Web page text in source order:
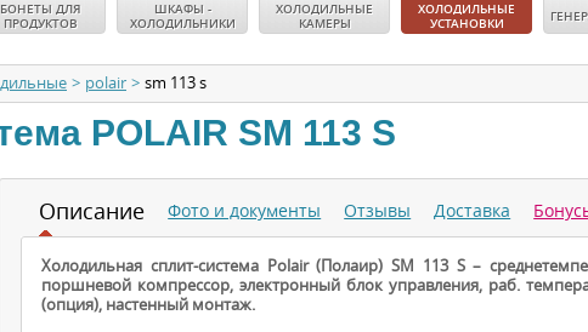
БОНЕТЫ ДЛЯ
ПРОДУКТОВ
ШКАФЫ -
ХОЛОДИЛЬНИКИ
ХОЛОДИЛЬНЫЕ
КАМЕРЫ
ХОЛОДИЛЬНЫЕ
УСТАНОВКИ
> polair > sm 113 s
POLAIR SM 113 S
Описание
Холодильная сплит-система Polair (Полаир) SM 113 S –
поршневой компрессор, электронный блок управления, раб.
(опция), настенный монтаж.
Фото и документы Отзывы Доставка